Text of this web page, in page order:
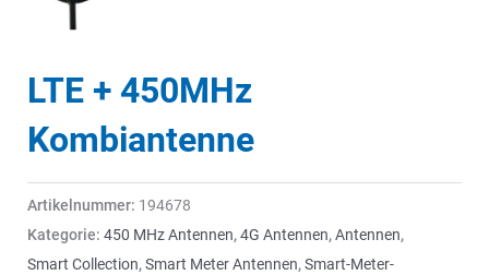
LTE + 450MHz
Kombiantenne
Artikelnummer: 194678
Kategorie: 450 MHz Antennen,4G Antennen,Antennen,
Smart Collection,Smart Meter Antennen,Smart-Meter-